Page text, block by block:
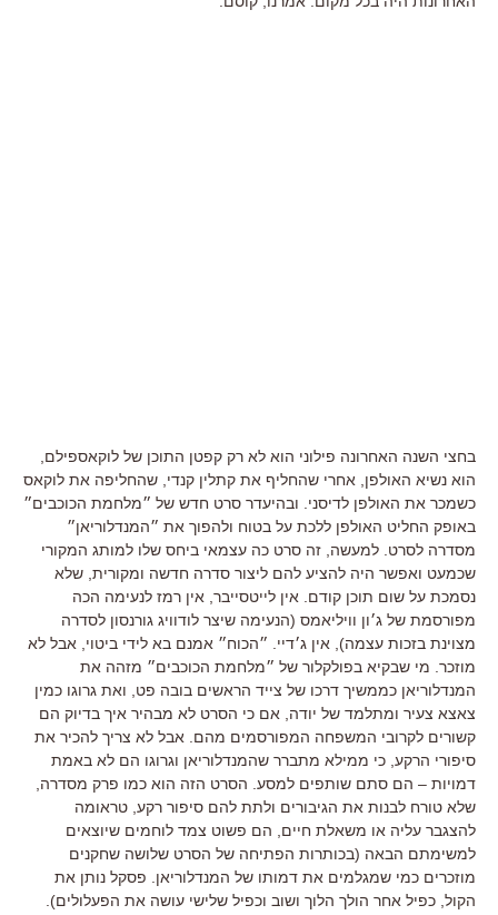
בחצי השנה האחרונה פילוני הוא לא רק קפטן התוכן של לוקאספילם
הוא נשיא האולפן
אחרי שהחליף את קתלין קנדי שהחליפה את לוקאס
כשמכר את האולפן לדיסני
ובהיעדר סרט חדש של ״מלחמת הכוכבים״
באופק החליט האולפן ללכת על בטוח ולהפוך את ״המנדלוריאן״
מסדרה לסרט למעשה זה סרט כה עצמאי ביחס שלו למותג המקורי
שכמעט ואפשר היה להציע להם ליצור סדרה חדשה ומקורית שלא
נסמכת על שום תוכן קודם
אין לייטסייבר אין רמז לנעימה הכה
מפורסמת של ג׳ון וויליאמס (הנעימה שיצר לודוויג גורנסון לסדרה
מצוינת בזכות עצמה), אין ג׳דיי . ״הכוח״ אמנם בא לידי ביטוי, אבל לא
מוזכר. מי שבקיא בפולקלור של ״מלחמת הכוכבים״ מזהה את
המנדלוריאן כממשיך דרכו של צייד הראשים בובה פט
ואת גרוגו כמין
צאצא צעיר ומתלמד של יודה, אם כי הסרט לא מבהיר איך בדיוק הם
קשורים לקרובי המשפחה המפורסמים מהם
אבל לא צריך להכיר את
סיפורי הרקע כי ממילא מתברר שהמנדלוריאן וגרוגו הם לא באמת
דמויות – הם סתם שותפים למסע . הסרט הזה הוא כמו פרק מסדרה,
שלא טורח לבנות את הגיבורים ולתת להם סיפור רקע, טראומה
להצגבר עליה או משאלת חיים, הם פשוט צמד לוחמים שיוצאים
למשימתם הבאה (בכותרות הפתיחה של הסרט שלושה שחקנים
מוזכרים כמי שמגלמים את דמותו של המנדלוריאן
פסקל נותן את
הקול כפיל אחר הולך הלוך ושוב וכפיל שלישי עושה את הפעלולים).